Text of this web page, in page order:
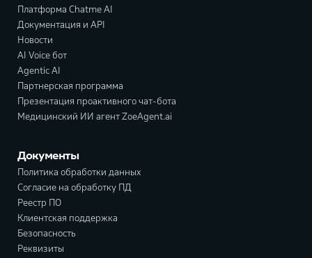
Платформа Chatme AI
Документация и API
Новости
AI Voice бот
Agentic AI
Партнерская программа
Презентация проактивного чат-бота
Медицинский ИИ агент ZoeAgent.ai
Документы
Политика обработки данных
Согласие на обработку ПД
Реестр ПО
Клиентская поддержка
Безопасность
Реквизиты